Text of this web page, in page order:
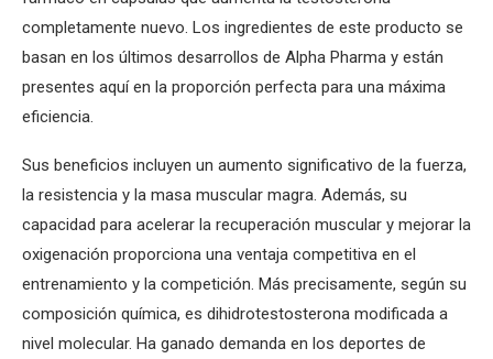
completamente nuevo. Los ingredientes de este producto se
basan en los últimos desarrollos de Alpha Pharma y están
presentes aquí en la proporción perfecta para una máxima
eficiencia.
Sus beneficios incluyen un aumento significativo de la fuerza,
la resistencia y la masa muscular magra. Además, su
capacidad para acelerar la recuperación muscular y mejorar la
oxigenación proporciona una ventaja competitiva en el
entrenamiento y la competición. Más precisamente, según su
composición química, es dihidrotestosterona modificada a
nivel molecular. Ha ganado demanda en los deportes de